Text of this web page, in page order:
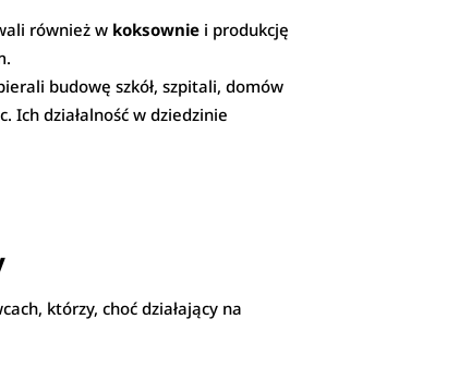
również w koksownie i produkcję
budowę szkół, szpitali, domów
Ich działalność w dziedzinie
którzy, choć działający na